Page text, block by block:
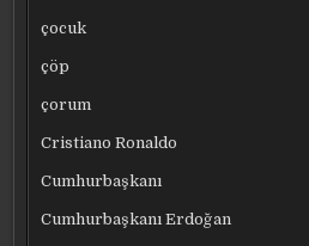
çocuk
çöp
çorum
Cristiano Ronaldo
Cumhurbaşkanı
Cumhurbaşkanı Erdoğan